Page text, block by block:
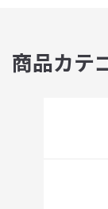
商品カテ